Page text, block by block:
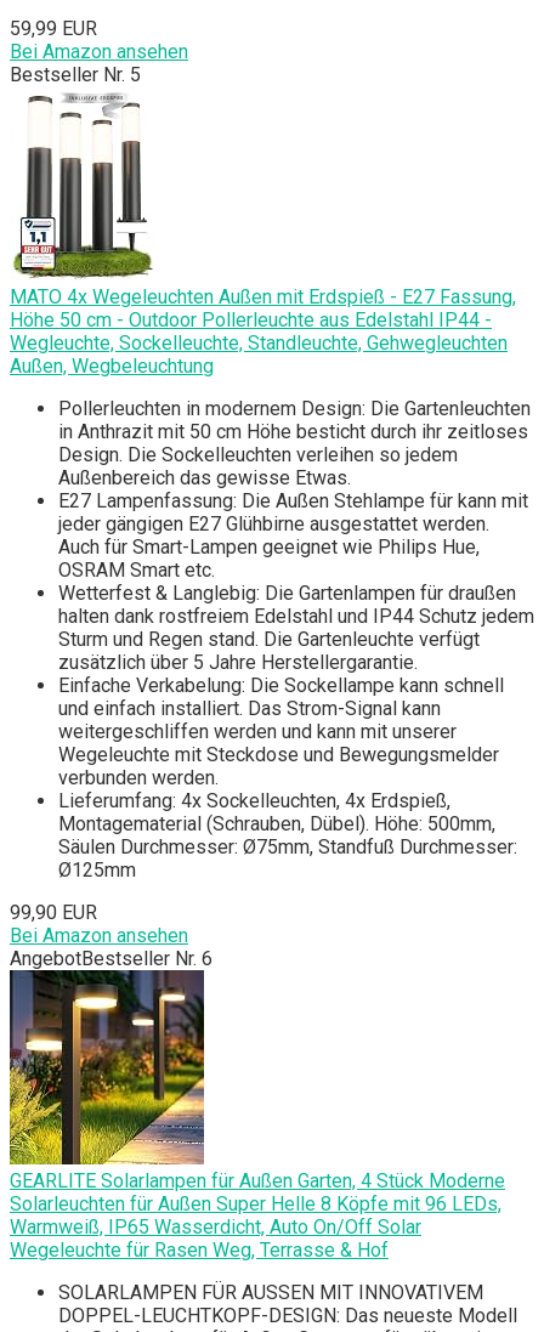
59,99 EUR
Bei Amazon ansehen
Bestseller Nr. 5
MATO 4x Wegeleuchten Außen mit Erdspieß - E27 Fassung,
Höhe 50 cm - Outdoor Pollerleuchte aus Edelstahl IP44 -
Wegleuchte, Sockelleuchte, Standleuchte, Gehwegleuchten
Außen, Wegbeleuchtung
Pollerleuchten in modernem Design: Die Gartenleuchten
in Anthrazit mit 50 cm Höhe besticht durch ihr zeitloses
Design. Die Sockelleuchten verleihen so jedem
Außenbereich das gewisse Etwas.
E27 Lampenfassung: Die Außen Stehlampe für kann mit
jeder gängigen E27 Glühbirne ausgestattet werden.
Auch für Smart-Lampen geeignet wie Philips Hue,
OSRAM Smart etc.
Wetterfest & Langlebig: Die Gartenlampen für draußen
halten dank rostfreiem Edelstahl und IP44 Schutz jedem
Sturm und Regen stand. Die Gartenleuchte verfügt
zusätzlich über 5 Jahre Herstellergarantie.
Einfache Verkabelung: Die Sockellampe kann schnell
und einfach installiert. Das Strom-Signal kann
weitergeschliffen werden und kann mit unserer
Wegeleuchte mit Steckdose und Bewegungsmelder
verbunden werden.
Lieferumfang: 4x Sockelleuchten, 4x Erdspieß,
Montagematerial (Schrauben, Dübel). Höhe: 500mm,
Säulen Durchmesser: Ø75mm, Standfuß Durchmesser:
Ø125mm
99,90 EUR
Bei Amazon ansehen
AngebotBestseller Nr. 6
GEARLITE Solarlampen für Außen Garten, 4 Stück Moderne
Solarleuchten für Außen Super Helle 8 Köpfe mit 96 LEDs,
Warmweiß, IP65 Wasserdicht, Auto On/Off Solar
Wegeleuchte für Rasen Weg, Terrasse & Hof
SOLARLAMPEN FÜR AUSSEN MIT INNOVATIVEM
DOPPEL-LEUCHTKOPF-DESIGN: Das neueste Modell